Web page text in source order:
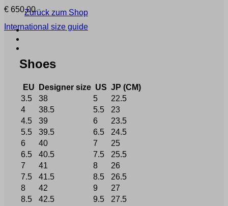
Zurück zum Shop
€ 650,00
International size guide
Shoes
EU Designer size US JP (CM)
3.5
38 5
22.5
4
38.5 5.5
23
4.5
39 6
23.5
5.5
39.5 6.5
24.5
6
40 7
25
6.5
40.5 7.5
25.5
7
41 8
26
7.5
41.5 8.5
26.5
8
42 9
27
8.5
42.5 9.5
27.5